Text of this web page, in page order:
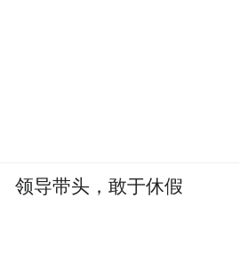
领导带头，敢于休假